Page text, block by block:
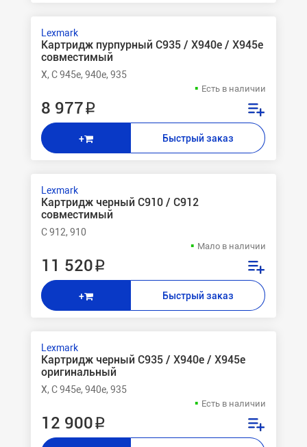
Lexmark
Картридж пурпурный C935 / X940e / X945e
совместимый
X, C 945e, 940e, 935
Есть в наличии
8 977 ₽
+ Быстрый заказ
Lexmark
Картридж черный C910 / C912
совместимый
C 912, 910
Мало в наличии
11 520 ₽
+ Быстрый заказ
Lexmark
Картридж черный C935 / X940e / X945e
оригинальный
X, C 945e, 940e, 935
Есть в наличии
12 900 ₽